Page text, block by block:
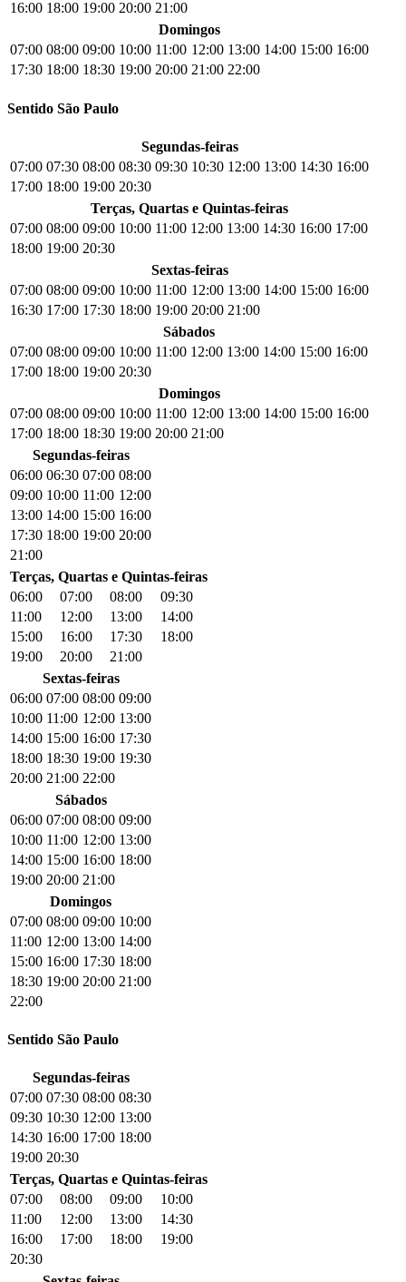
16:00 18:00 19:00 20:00 21:00
Domingos
07:00 08:00 09:00 10:00 11:00 12:00 13:00 14:00 15:00 16:00
17:30 18:00 18:30 19:00 20:00 21:00 22:00
Sentido São Paulo
Segundas-feiras
07:00 07:30 08:00 08:30 09:30 10:30 12:00 13:00 14:30 16:00
17:00 18:00 19:00 20:30
Terças, Quartas e Quintas-feiras
07:00 08:00 09:00 10:00 11:00 12:00 13:00 14:30 16:00 17:00
18:00 19:00 20:30
Sextas-feiras
07:00 08:00 09:00 10:00 11:00 12:00 13:00 14:00 15:00 16:00
16:30 17:00 17:30 18:00 19:00 20:00 21:00
Sábados
07:00 08:00 09:00 10:00 11:00 12:00 13:00 14:00 15:00 16:00
17:00 18:00 19:00 20:30
Domingos
07:00 08:00 09:00 10:00 11:00 12:00 13:00 14:00 15:00 16:00
17:00 18:00 18:30 19:00 20:00 21:00
Segundas-feiras
06:00 06:30 07:00 08:00
09:00 10:00 11:00 12:00
13:00 14:00 15:00 16:00
17:30 18:00 19:00 20:00
21:00
Terças, Quartas e Quintas-feiras
06:00
07:00 08:00
09:30
11:00
12:00 13:00
14:00
15:00
16:00 17:30
18:00
19:00
20:00
21:00
Sextas-feiras
06:00 07:00 08:00 09:00
10:00 11:00 12:00 13:00
14:00 15:00 16:00 17:30
18:00 18:30 19:00 19:30
20:00 21:00 22:00
Sábados
06:00 07:00 08:00 09:00
10:00 11:00 12:00 13:00
14:00 15:00 16:00 18:00
19:00 20:00 21:00
Domingos
07:00 08:00 09:00 10:00
11:00 12:00 13:00 14:00
15:00 16:00 17:30 18:00
18:30 19:00 20:00 21:00
22:00
Sentido São Paulo
Segundas-feiras
07:00 07:30 08:00 08:30
09:30 10:30 12:00 13:00
14:30 16:00 17:00 18:00
19:00 20:30
Terças, Quartas e Quintas-feiras
07:00
08:00 09:00
10:00
11:00
12:00 13:00
14:30
16:00
17:00 18:00
19:00
20:30